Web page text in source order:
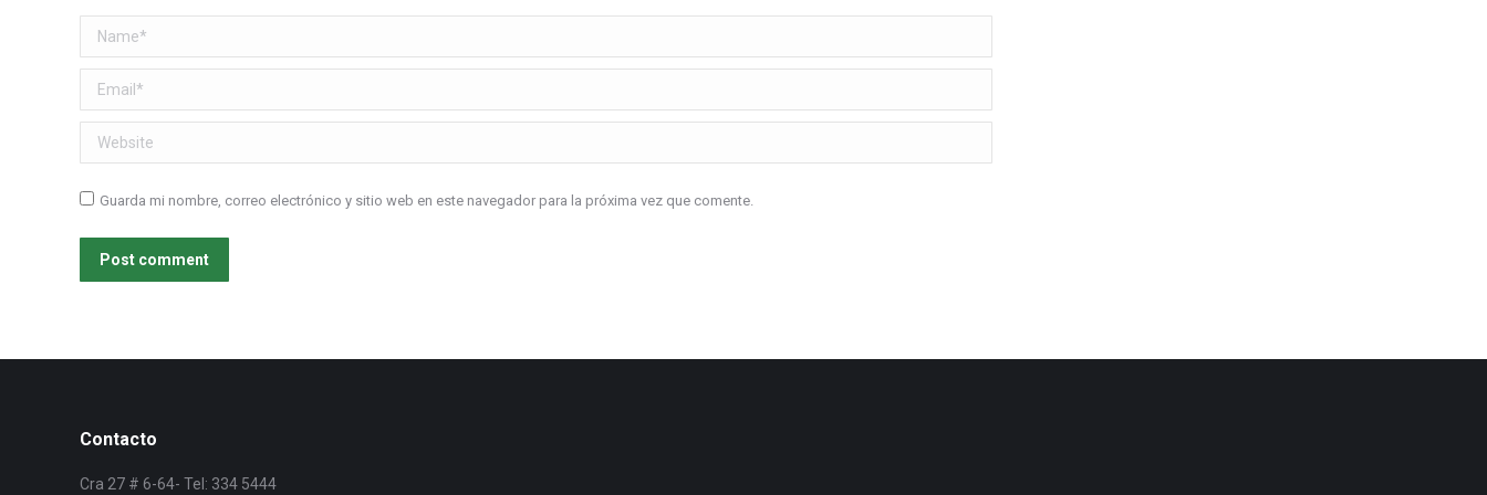
Name *
Email *
Website
Guarda mi nombre, correo electrónico y sitio web en este navegador para la próxima vez que comente.
Post comment
Contacto
Cra 27 # 6-64- Tel: 334 5444